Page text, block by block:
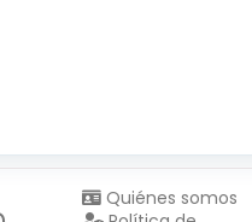
Quiénes somos